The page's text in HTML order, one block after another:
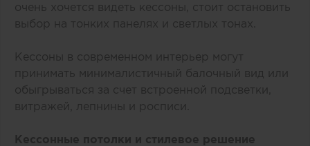
очень хочется видеть кессоны, стоит остановить
выбор на тонких панелях и светлых тонах.
Кессоны в современном интерьер могут
принимать минималистичный балочный вид или
обыгрываться за счет встроенной подсветки,
витражей, лепнины и росписи.
Кессонные потолки и стилевое решение